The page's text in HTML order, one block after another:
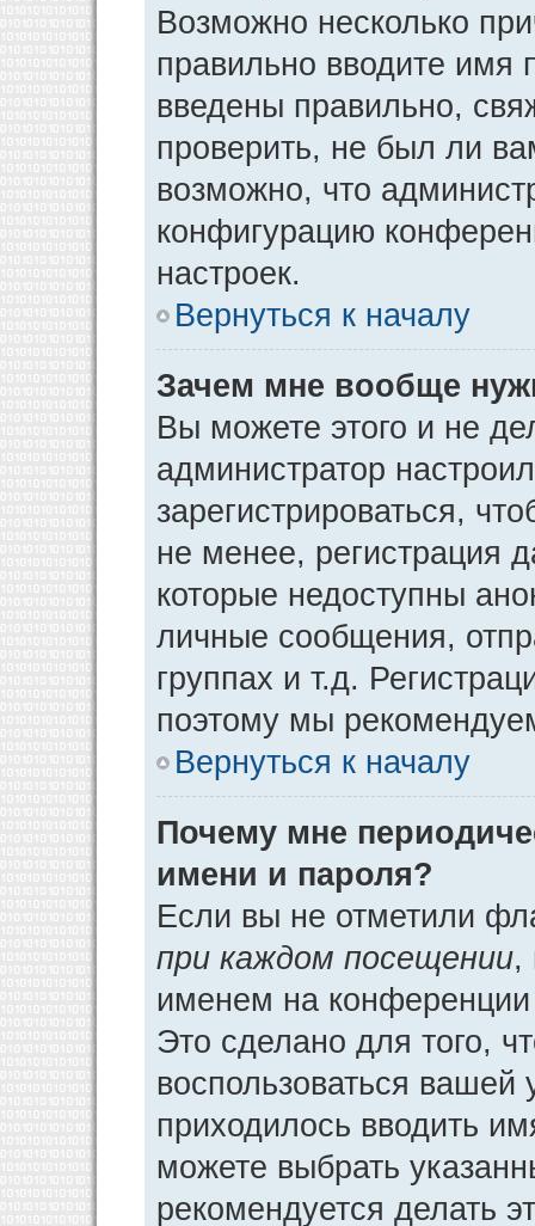
Возможно несколько
правильно вводите имя
введены правильно,
проверить, не был ли
возможно, что
конфигурацию
настроек.
Вернуться к началу
Зачем мне вообще
Вы можете этого и не
администратор
зарегистрироваться,
не менее, регистрация
которые недоступны
личные сообщения,
группах и т.д.
поэтому мы
Вернуться к началу
Почему мне
имени и пароля?
Если вы не отметили
при каждом посещении,
именем на конференции
Это сделано для того,
воспользоваться
приходилось вводить
можете выбрать
рекомендуется делать